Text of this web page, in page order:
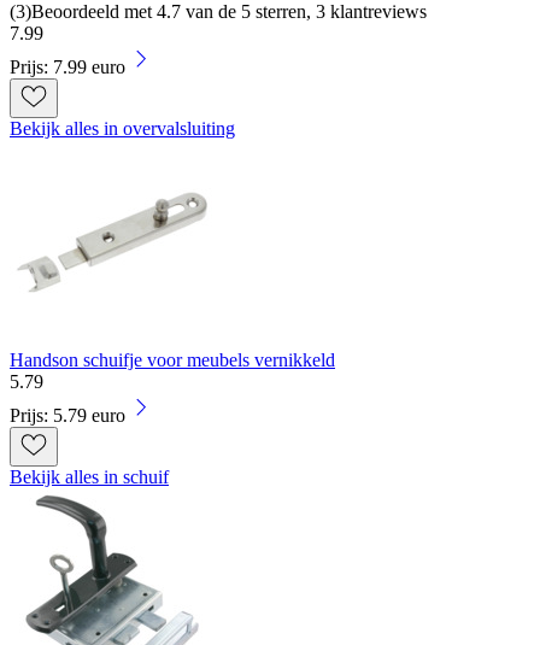
(3)Beoordeeld met 4.7 van de 5 sterren, 3 klantreviews
7.99
Prijs: 7.99 euro
Bekijk alles in overvalsluiting
Handson schuifje voor meubels vernikkeld
5.79
Prijs: 5.79 euro
Bekijk alles in schuif